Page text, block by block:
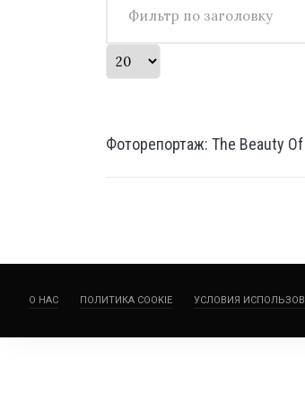
Кол-во строк:
Фоторепортаж: The Beauty
О НАС ПОЛИТИКА COOKIE УСЛОВИЯ